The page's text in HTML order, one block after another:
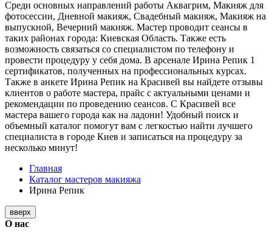
Среди основных направлений работы Аквагрим, Макияж для
фотосессии, Дневной макияж, Свадебный макияж, Макияж на
выпускной, Вечерний макияж. Мастер проводит сеансы в
таких районах города: Киевская Область. Также есть
возможность связаться со специалистом по телефону и
провести процедуру у себя дома. В арсенале Ирина Репик 1
сертификатов, полученных на профессиональных курсах.
Также в анкете Ирина Репик на Красивей вы найдете отзывы
клиентов о работе мастера, прайс с актуальными ценами и
рекомендации по проведению сеансов. С Красивей все
мастера вашего города как на ладони! Удобный поиск и
объемный каталог помогут вам с легкостью найти лучшего
специалиста в городе Киев и записаться на процедуру за
несколько минут!
Главная
Каталог мастеров макияжа
Ирина Репик
вверх
О нас